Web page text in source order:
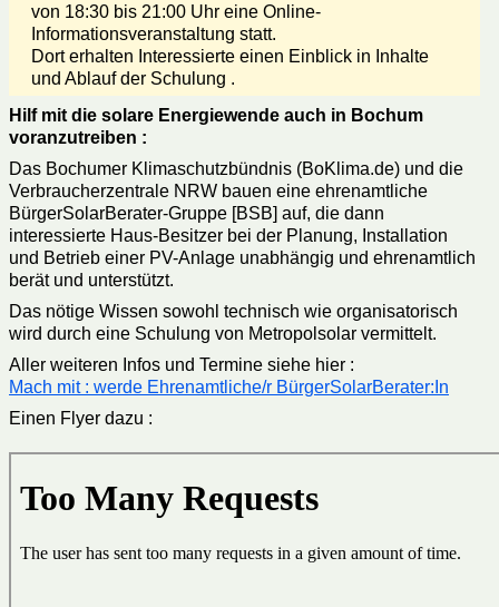
von 18:30 bis 21:00 Uhr eine Online-
Informationsveranstaltung statt.
Dort erhalten Interessierte einen Einblick in Inhalte
und Ablauf der Schulung .
Hilf mit die solare Energiewende auch in Bochum
voranzutreiben :
Das Bochumer Klimaschutzbündnis (BoKlima.de) und die
Verbraucherzentrale NRW bauen eine ehrenamtliche
BürgerSolarBerater-Gruppe [BSB] auf, die dann
interessierte Haus-Besitzer bei der Planung, Installation
und Betrieb einer PV-Anlage unabhängig und ehrenamtlich
berät und unterstützt.
Das nötige Wissen sowohl technisch wie organisatorisch
wird durch eine Schulung von Metropolsolar vermittelt.
Aller weiteren Infos und Termine siehe hier :
Mach mit : werde Ehrenamtliche/r BürgerSolarBerater:In
Einen Flyer dazu :